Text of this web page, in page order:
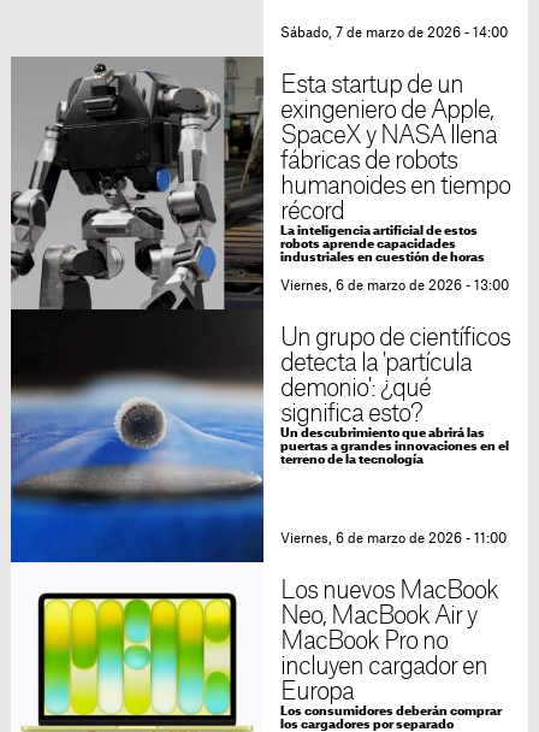
Sábado, 7 de marzo de 2026 - 14:00
Esta startup de un
exingeniero de Apple,
SpaceX y NASA llena
fábricas de robots
humanoides en tiempo
récord
La inteligencia artificial de estos
robots aprende capacidades
industriales en cuestión de horas
Viernes, 6 de marzo de 2026 - 13:00
Un grupo de científicos
detecta la 'partícula
demonio': ¿qué
significa esto?
Un descubrimiento que abrirá las
puertas a grandes innovaciones en el
terreno de la tecnología
Viernes, 6 de marzo de 2026 - 11:00
Los nuevos MacBook
Neo, MacBook Air y
MacBook Pro no
incluyen cargador en
Europa
Los consumidores deberán comprar
los cargadores por separado